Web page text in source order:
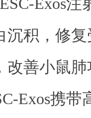
沉积，修
改善小鼠
Exos携带